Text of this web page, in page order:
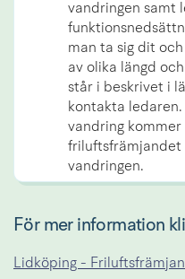
vandringen samt
man ta sig dit
av olika längd
står i beskrivet i
kontakta
vandring kommer
friluftsfrämjandet
vandringen.
För mer information
Lidköping -